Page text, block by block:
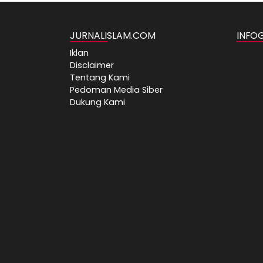
JURNALISLAM.COM
Iklan
Disclaimer
Tentang Kami
Pedoman Media Siber
Dukung Kami